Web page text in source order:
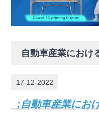
自動車産業におけ
17-12-2022
;自動車産業にお